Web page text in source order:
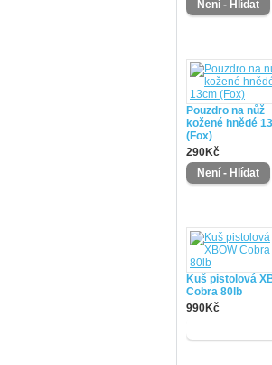
Pouzdro na nůž
kožené hnědé
(Fox)
290Kč
Kuš pistolová
Cobra 80lb
990Kč